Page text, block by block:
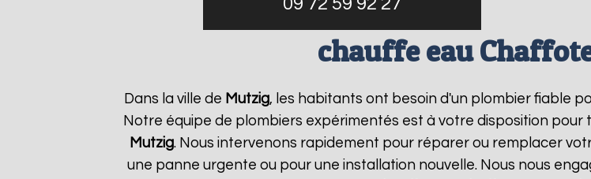
chauffe eau
Dans la ville de Mutzig, les habitants ont besoin d'un plombier fiable
Notre équipe de plombiers expérimentés est à votre disposition pour
Mutzig. Nous intervenons rapidement pour réparer ou remplacer
une panne urgente ou pour une installation nouvelle. Nous nous